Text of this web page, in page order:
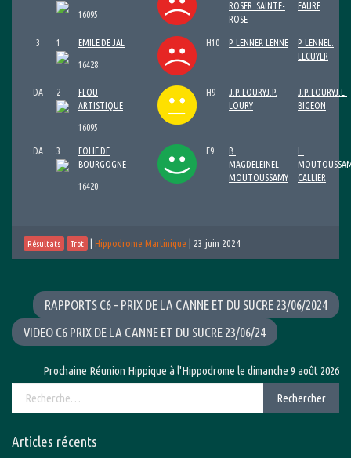
16095
ROSER. SAINTE-
ROSE
FAURE
3 1 EMILE DE JAL
16428
H10 P. LENNEP. LENNE P. LENNE
LECUYER
DA 2
FLOU
ARTISTIQUE
16095
H9 J.P. LOURYJ.P.
LOURY
J.P. LOURYJ.L.
BIGEON
DA 3
FOLIE DE
BOURGOGNE
16420
F9
B.
MAGDELEINE
MOUTOUSSAMY
CALLIER
Résultats Trot Hippodrome Martinique 23 juin 2024
RAPPORTS C6 – PRIX DE LA CANNE ET DU SUCRE 23/06/2024
VIDEO C6 PRIX DE LA CANNE ET DU SUCRE 23/06/24
Prochaine Réunion Hippique à l'Hippodrome le dimanche 9 août 2026
Rechercher
Articles récents